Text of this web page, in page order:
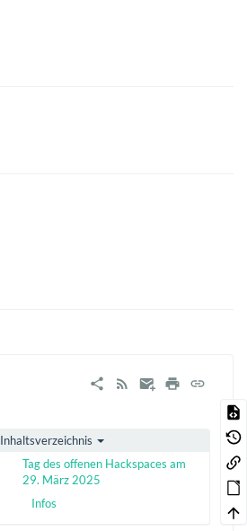
Inhaltsverzeichnis
Tag des offenen Hackspaces am
29. März 2025
Infos